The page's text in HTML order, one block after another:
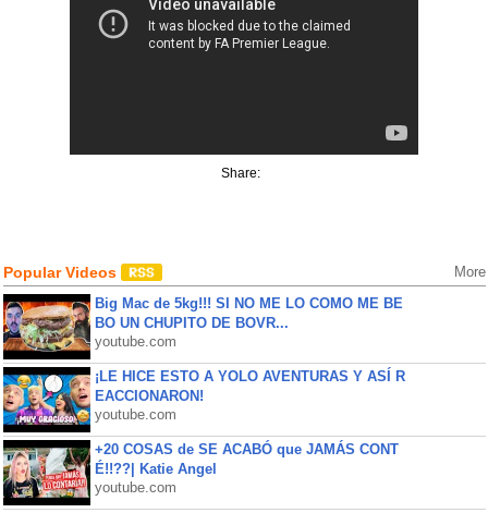
Share:
Popular Videos More
Big Mac de 5kg!!! SI NO ME LO COMO ME BE
BO UN CHUPITO DE BOVR...
youtube.com
¡LE HICE ESTO A YOLO AVENTURAS Y ASÍ R
EACCIONARON!
youtube.com
+20 COSAS de SE ACABÓ que JAMÁS CONT
É!!??| Katie Angel
youtube.com